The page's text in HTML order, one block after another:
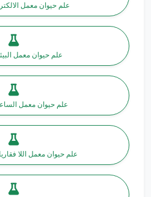
علم حيوان معمل
علم حيوان معمل
علم حيوان معمل
علم حيوان معمل اللا